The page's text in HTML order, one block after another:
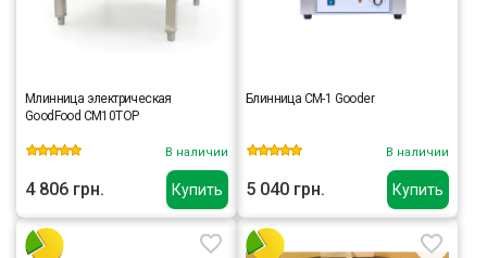
Купить
Млинница электрическая
GoodFood CM10TOP
В наличии
4 806 грн. Купить
Блинница CM-1 Gooder
В наличии
5 040 грн.